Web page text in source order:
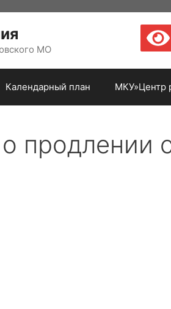
МО
Календарный план МКУ»Центр
продлении